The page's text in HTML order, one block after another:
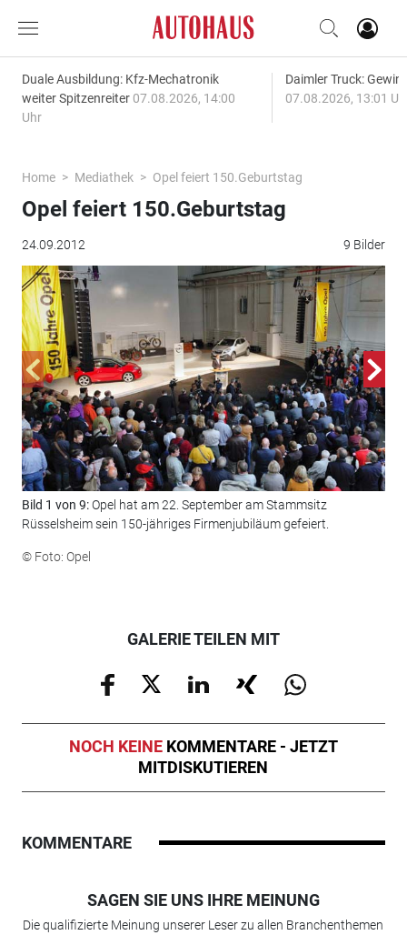
Duale Ausbildung: Kfz-Mechatronik
weiter Spitzenreiter 07.08.2026, 14:00
Uhr
Daimler Truck:
07.08.2026, 13:01
Home Mediathek Opel feiert 150.Geburtstag
24.09.2012 9 Bilder
Opel feiert 150.Geburtstag
Bild 1 von 9:Opel hat am 22. September am Stammsitz
Rüsselsheim sein 150-jähriges Firmenjubiläum gefeiert.
© Foto: Opel
GALERIE TEILEN MIT
NOCH KEINE KOMMENTARE - JETZT
MITDISKUTIEREN
KOMMENTARE
SAGEN SIE UNS IHRE MEINUNG
Die qualifizierte Meinung unserer Leser zu allen Branchenthemen